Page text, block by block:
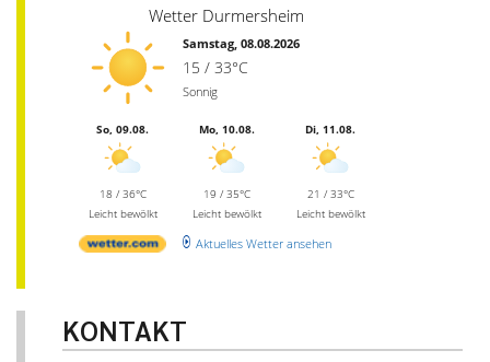
Wetter Durmersheim
Samstag, 08.08.2026
15 / 33°C
Sonnig
So, 09.08.
18 / 36°C
Leicht bewölkt
Mo, 10.08.
19 / 35°C
Leicht bewölkt
Di, 11.08.
21 / 33°C
Leicht bewölkt
Aktuelles Wetter ansehen
KONTAKT